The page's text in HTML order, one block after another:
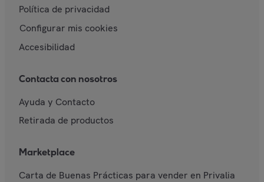
Política de privacidad
Configurar mis cookies
Accesibilidad
Contacta con nosotros
Ayuda y Contacto
Retirada de productos
Marketplace
Carta de Buenas Prácticas para vender en Privalia